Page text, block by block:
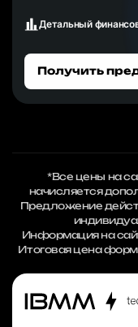
Детальный
Получить
*Все цены на
начисляется
Предложение
Информация на
Итоговая цена